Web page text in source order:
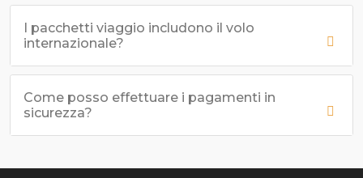
I pacchetti viaggio includono il volo
internazionale?
Come posso effettuare i pagamenti in
sicurezza?